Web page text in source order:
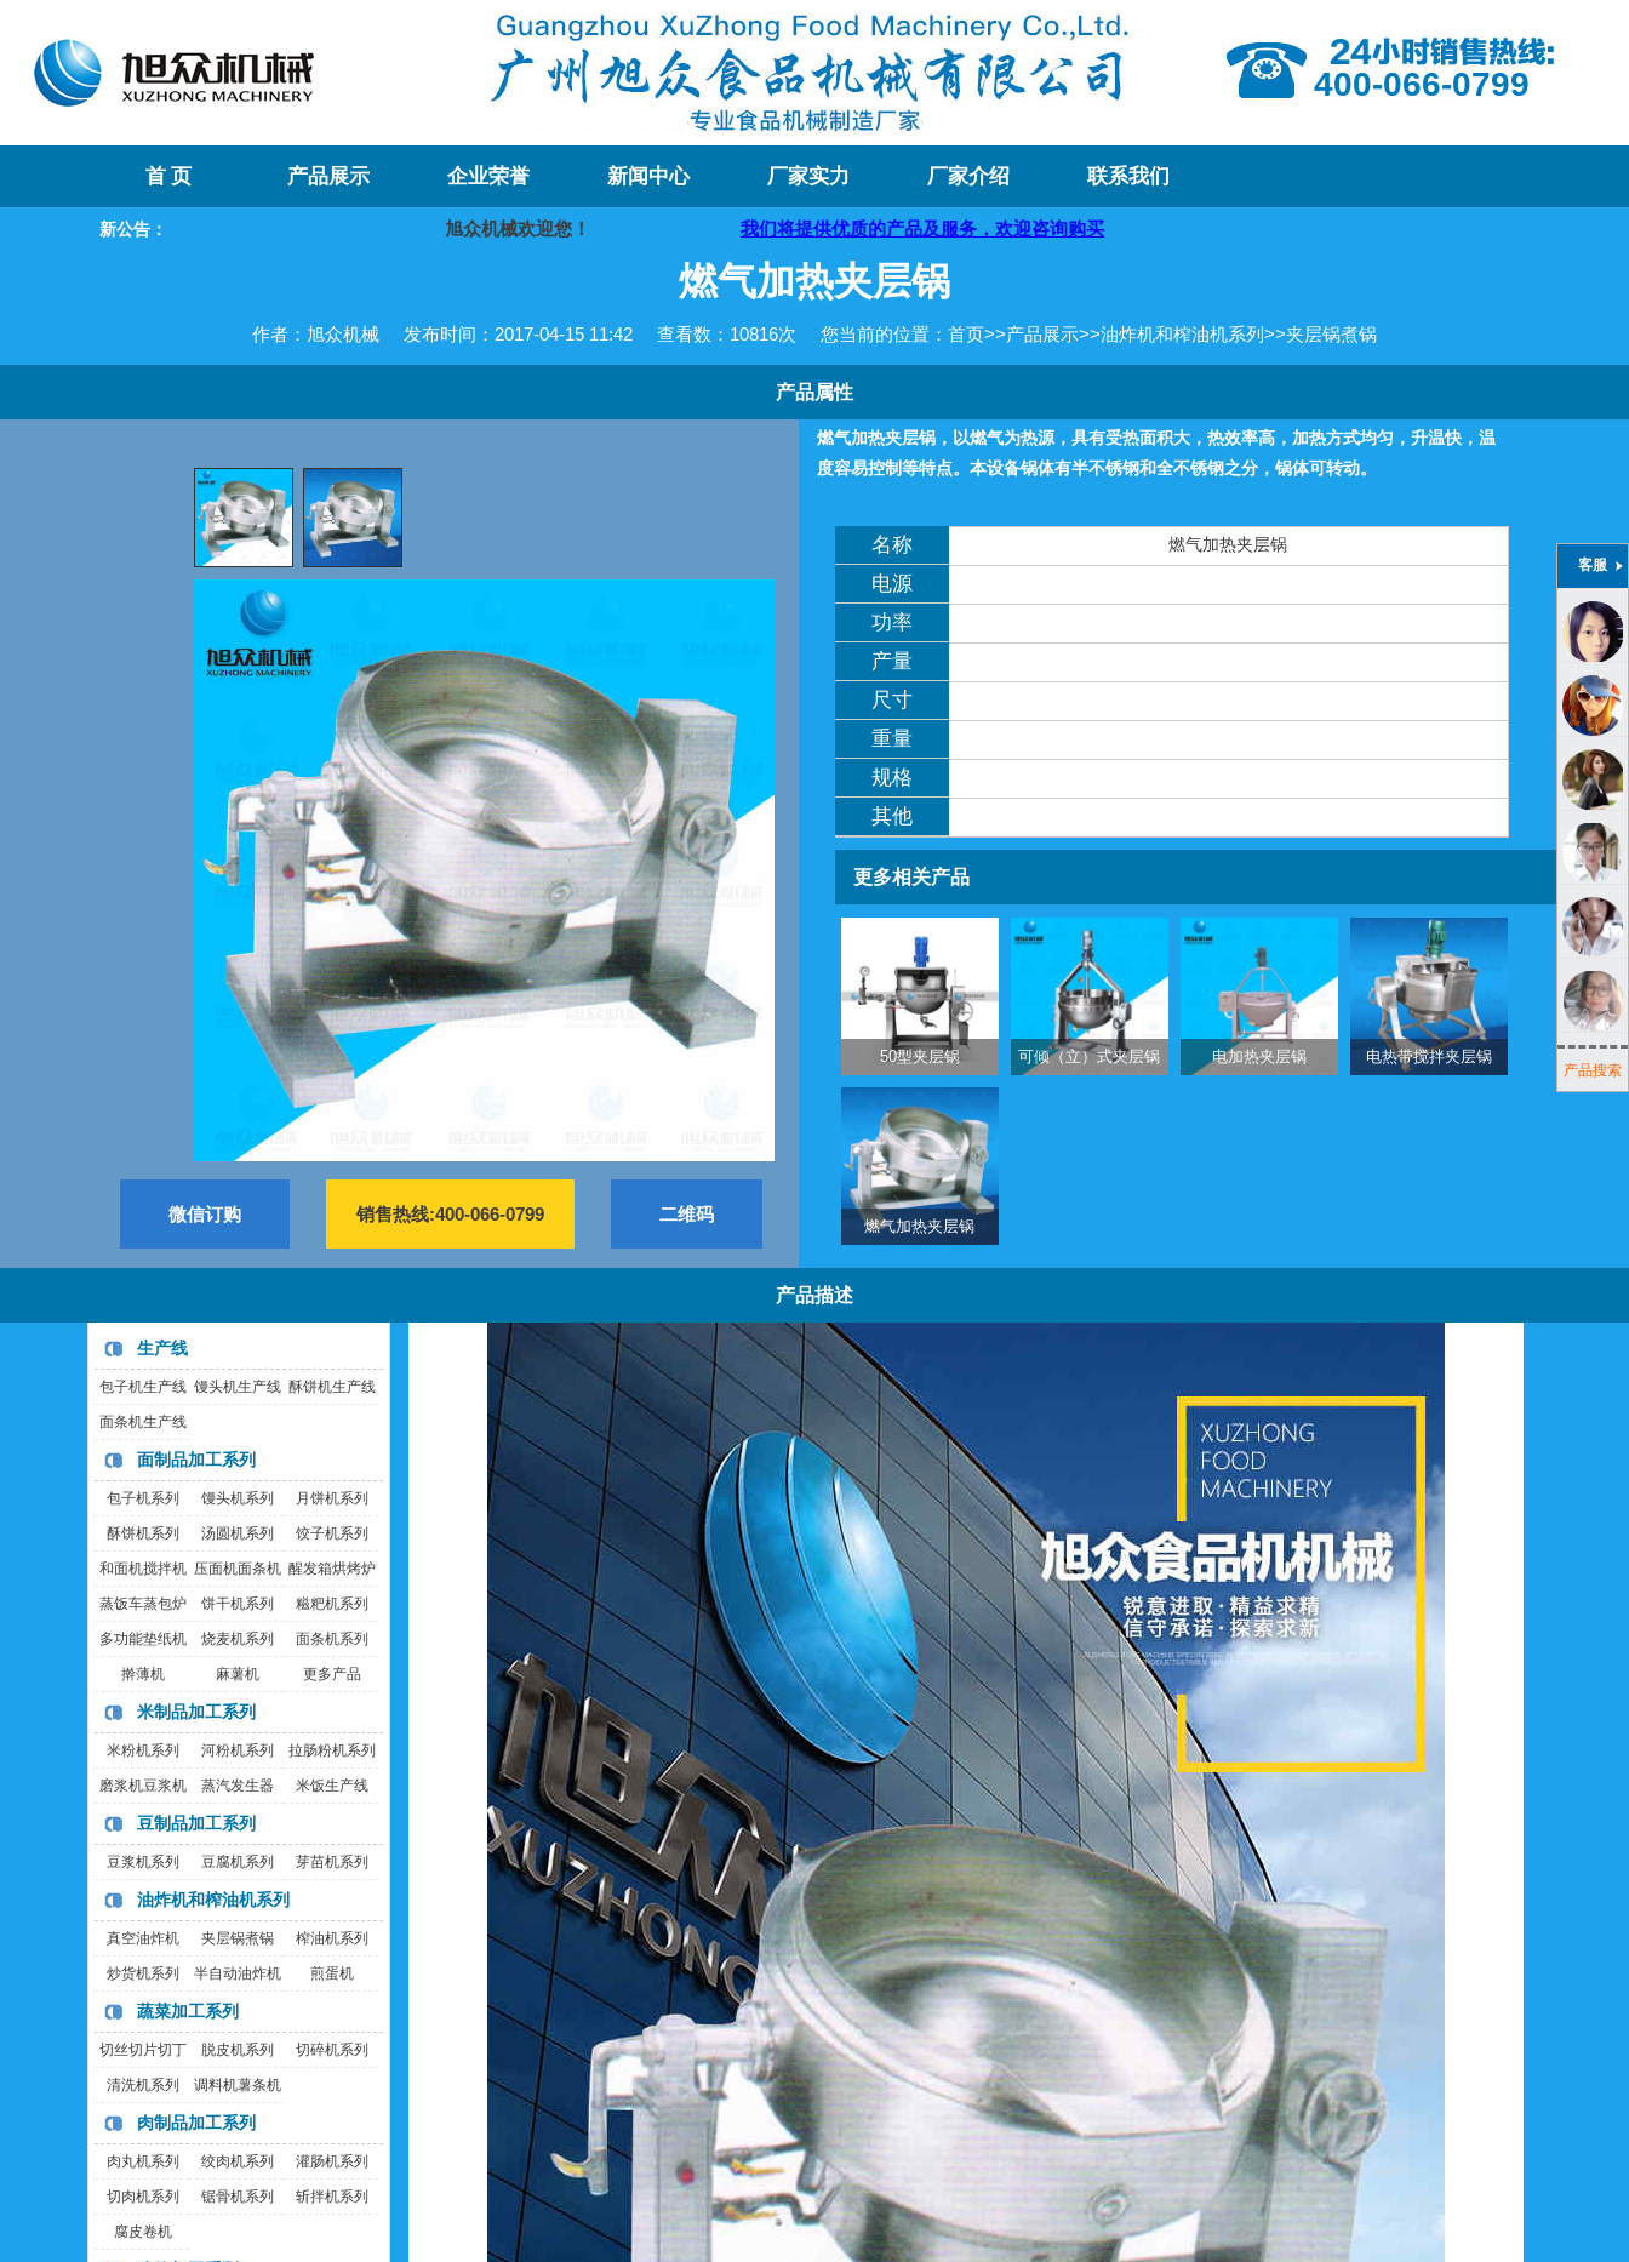
400-066-0799
首 页 产品展示 企业荣誉 新闻中心 厂家实力 厂家介绍 联系我们
新公告： 旭众机械欢迎您！ 我们将提供优质的产品及服务，欢迎咨询购买
燃气加热夹层锅
作者：旭众机械 发布时间：2017-04-15 11:42 查看数： 10816次 您当前的位置： 首页>>产品展示>>油炸机和榨油机系列 >>夹层锅煮锅
产品属性
微信订购 销售热线:400-066-0799 二维码
燃气加热夹层锅，以燃气为热源，具有受热面积大，热效率高，加热方式均匀，升温快，温
度容易控制等特点。本设备锅体有半不锈钢和全不锈钢之分，锅体可转动。
名称 燃气加热夹层锅
电源
功率
产量
尺寸
重量
规格
其他
更多相关产品
50型夹层锅 可倾（立）式夹层锅 电加热夹层锅 电热带搅拌夹层锅
燃气加热夹层锅
产品描述
生产线
包子机生产线 馒头机生产线 酥饼机生产线
面条机生产线
面制品加工系列
包子机系列 馒头机系列 月饼机系列
酥饼机系列 汤圆机系列 饺子机系列
和面机搅拌机 压面机面条机 醒发箱烘烤炉
蒸饭车蒸包炉 饼干机系列 糍粑机系列
多功能垫纸机 烧麦机系列 面条机系列
擀薄机 麻薯机 更多产品
米制品加工系列
米粉机系列 河粉机系列 拉肠粉机系列
磨浆机豆浆机 蒸汽发生器 米饭生产线
豆制品加工系列
豆浆机系列 豆腐机系列 芽苗机系列
油炸机和榨油机系列
真空油炸机 夹层锅煮锅 榨油机系列
炒货机系列 半自动油炸机 煎蛋机
蔬菜加工系列
切丝切片切丁
机
脱皮机系列 切碎机系列
清洗机系列 调料机薯条机
肉制品加工系列
肉丸机系列 绞肉机系列 灌肠机系列
切肉机系列 锯骨机系列 斩拌机系列
腐皮卷机
客服
产品搜索